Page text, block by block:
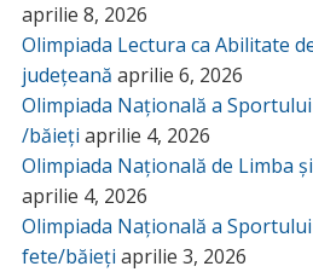
aprilie 8, 2026
Olimpiada Lectura ca Abilitate
județeană aprilie 6, 2026
Olimpiada Națională a
/băieți aprilie 4, 2026
Olimpiada Națională de Limba
aprilie 4, 2026
Olimpiada Națională a
fete/băieți aprilie 3, 2026